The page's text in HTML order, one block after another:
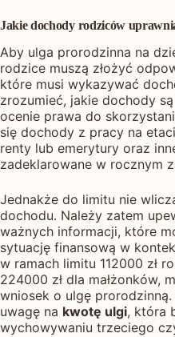
Jakie dochody rodziców
Aby ulga prorodzinna na
rodzice muszą złożyć
które musi wykazywać
zrozumieć, jakie dochody
ocenie prawa do
się dochody z pracy na
renty lub emerytury oraz
zadeklarowane w rocznym
Jednakże do limitu nie
dochodu. Należy zatem
ważnych informacji, które
sytuację finansową w
w ramach limitu 112000 zł
224000 zł dla małżonków,
wniosek o ulgę
uwagę na kwotę ulgi, która
wychowywaniu trzeciego